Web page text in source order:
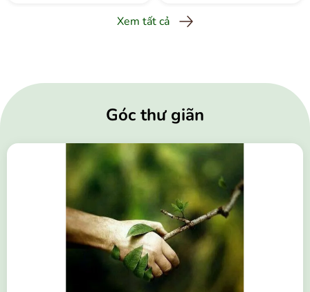
Xem tất cả
Góc thư giãn